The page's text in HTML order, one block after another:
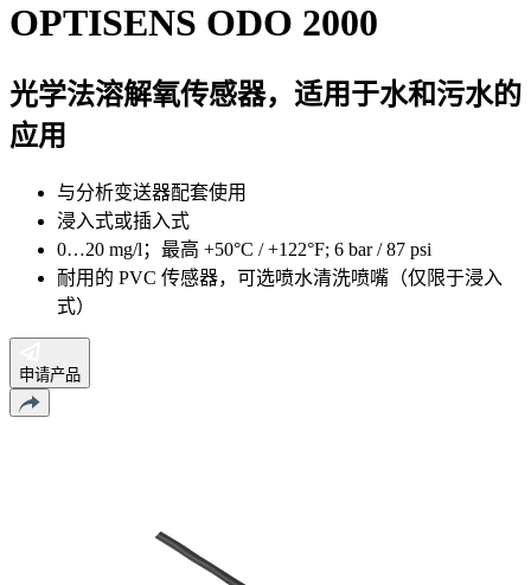
OPTISENS ODO 2000
光学法溶解氧传感器，适用于水和污水的
应用
与分析变送器配套使用
浸入式或插入式
0…20 mg/l；最高 +50°C / +122°F; 6 bar / 87 psi
耐用的 PVC 传感器，可选喷水清洗喷嘴（仅限于浸入
式）
申请产品